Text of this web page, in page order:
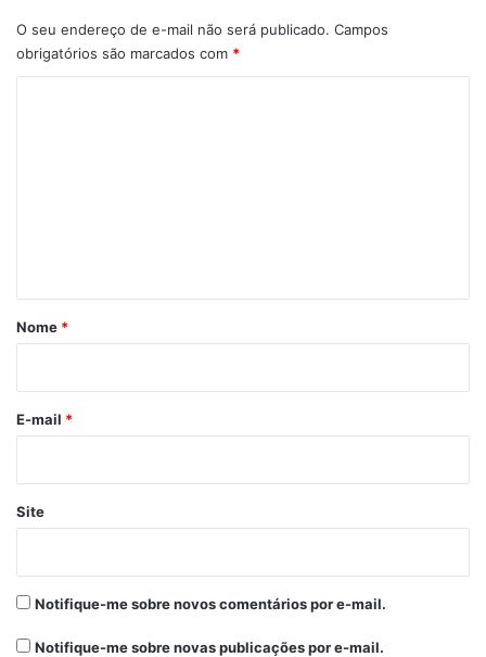
O seu endereço de e-mail não será publicado. Campos
obrigatórios são marcados com *
r
*
Nome *
E-mail *
Site
Notifique-me sobre novos comentários por e-mail.
Notifique-me sobre novas publicações por e-mail.